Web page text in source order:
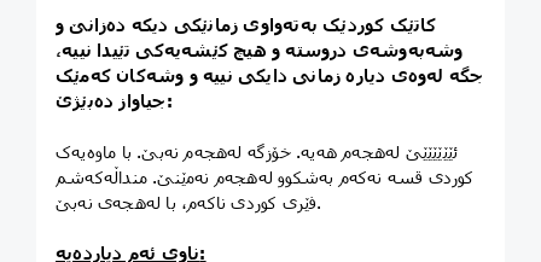
کاتێک کوردێک بەتەواوی زمانێکی دیکە دەزانێ و
وشەبەوشەی دروستە و هیچ کێشەیەکی تێیدا نییە،
جگه لەوەی دیارە زمانی دایکی نییە و وشەکان کەمێک
جیاواز دەبێژێ:
ئێێێێێێێ لەهجەم هەیە. خۆزگە لەهجەم نەبێ. با ماوەیەک
کوردی قسە نەکەم بەشکوو لەهجەم نەمێنێ. منداڵەکەشم
فێری کوردی ناکەم، با لەهجەی نەبێ.
ناوی ئەم دیاردەیە: